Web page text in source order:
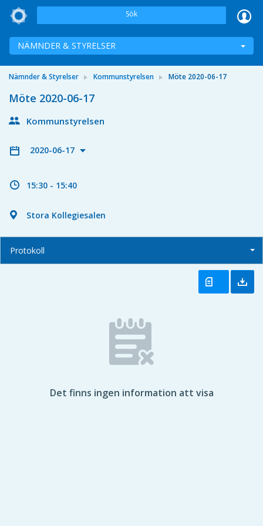
Sök
NÄMNDER & STYRELSER
Nämnder & Styrelser Kommunstyrelsen Möte 2020-06-17
Möte 2020-06-17
Kommunstyrelsen
2020-06-17
15:30 - 15:40
Stora Kollegiesalen
Protokoll
Det finns ingen information att visa